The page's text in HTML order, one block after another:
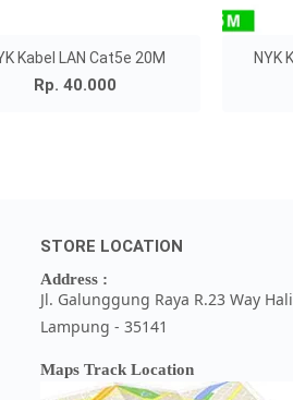
Kabel LAN Cat5e 20M
Rp. 40.000
NYK
STORE LOCATION
Address :
Jl. Galunggung Raya R.23 Way
Lampung - 35141
Maps Track Location